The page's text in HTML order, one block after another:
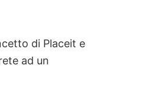
di Placeit e
ad un